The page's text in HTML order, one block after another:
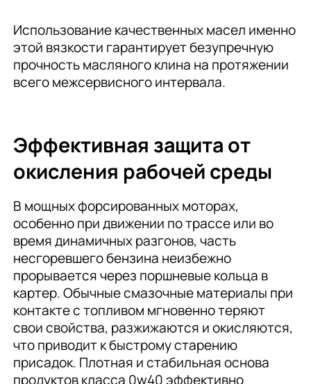
Использование качественных масел именно
этой вязкости гарантирует безупречную
прочность масляного клина на протяжении
всего межсервисного интервала.
Эффективная защита от
окисления рабочей среды
В мощных форсированных моторах,
особенно при движении по трассе или во
время динамичных разгонов, часть
несгоревшего бензина неизбежно
прорывается через поршневые кольца в
картер. Обычные смазочные материалы при
контакте с топливом мгновенно теряют
свои свойства, разжижаются и окисляются,
что приводит к быстрому старению
присадок. Плотная и стабильная основа
продуктов класса 0w40 эффективно